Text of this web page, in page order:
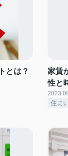
とは？
家賃
性と
住ま